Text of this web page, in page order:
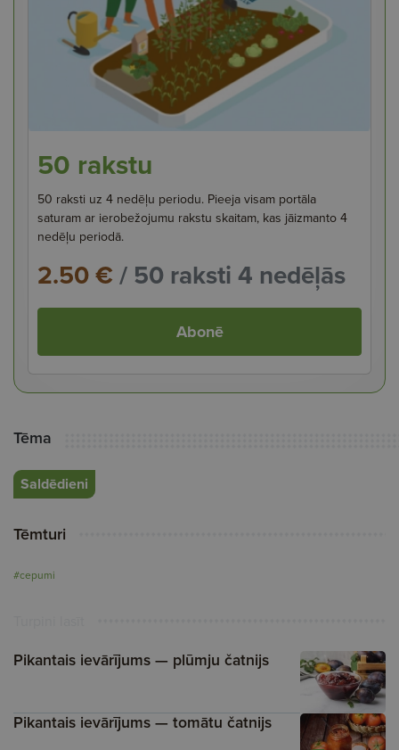
50 rakstu
50 raksti uz 4 nedēļu periodu. Pieeja visam portāla
saturam ar ierobežojumu rakstu skaitam, kas jāizmanto 4
nedēļu periodā.
2.50 €/ 50 raksti 4 nedēļās
Abonē
Tēma
Saldēdieni
Tēmturi
#cepumi
Pikantais ievārījums — plūmju čatnijs
Pikantais ievārījums — tomātu čatnijs